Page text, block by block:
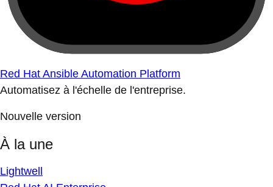
Red Hat Ansible Automation Platform
Automatisez à l'échelle de l'entreprise.
Nouvelle version
À la une
Lightwell